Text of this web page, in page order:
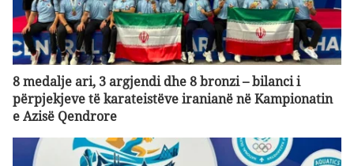
8 medalje ari, 3 argjendi dhe 8 bronzi – bilanci i
përpjekjeve të karateistëve iranianë në Kampionatin
e Azisë Qendrore